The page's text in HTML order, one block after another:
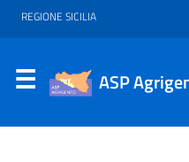
REGIONE SICILIA
ASP